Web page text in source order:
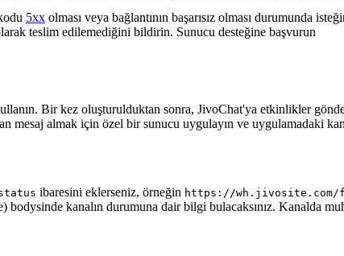
5xx olması veya bağlantının başarısız olması durumunda
teslim edilemediğini bildirin. Sunucu desteğine başvurun
Bir kez oluşturulduktan sonra, JivoChat'ya etkinlikler
mesaj almak için özel bir sunucu uygulayın ve uygulamadaki
ibaresini eklerseniz, örneğin https://wh.jivosite.com/
bodysinde kanalın durumuna dair bilgi bulacaksınız. Kanalda